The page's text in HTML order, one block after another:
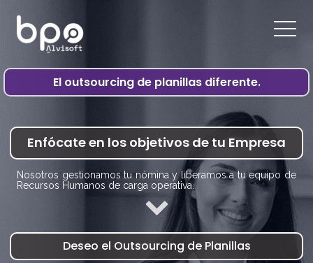
El outsourcing de planillas diferente.
Enfócate en los objetivos de tu Empresa
Nosotros gestionamos tu nómina y liberamos a tu equipo de
Recursos Humanos de carga operativa.
Deseo el Outsourcing de Planillas